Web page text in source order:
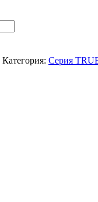
Категория: Серия